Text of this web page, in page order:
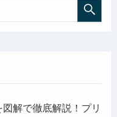
解で徹底解説！プリ